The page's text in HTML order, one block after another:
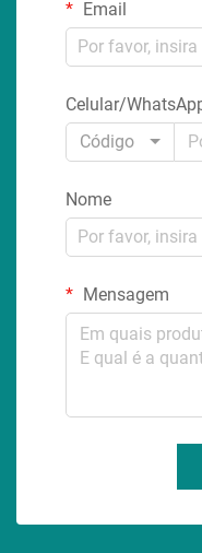
Email
Celular/
Código
Nome
Mensagem